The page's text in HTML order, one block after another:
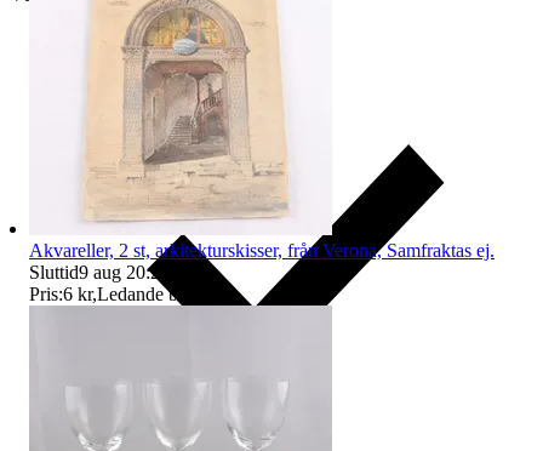
Akvareller, 2 st, arkitekturskisser, från Verona, Samfraktas ej.
Sluttid9 aug 20:20
Pris:6 kr,Ledande bud